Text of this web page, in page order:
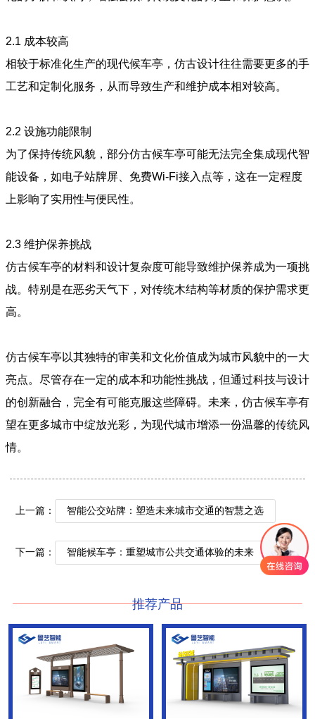
2.1 成本较高
相较于标准化生产的现代候车亭，仿古设计往往需要更多的手
工艺和定制化服务，从而导致生产和维护成本相对较高。
2.2 设施功能限制
为了保持传统风貌，部分仿古候车亭可能无法完全集成现代智
能设备，如电子站牌屏、免费Wi-Fi接入点等，这在一定程度
上影响了实用性与便民性。
2.3 维护保养挑战
仿古候车亭的材料和设计复杂度可能导致维护保养成为一项挑
战。特别是在恶劣天气下，对传统木结构等材质的保护需求更
高。
仿古候车亭以其独特的审美和文化价值成为城市风貌中的一大
亮点。尽管存在一定的成本和功能性挑战，但通过科技与设计
的创新融合，完全有可能克服这些障碍。未来，仿古候车亭有
望在更多城市中绽放光彩，为现代城市增添一份温馨的传统风
情。
上一篇： 智能公交站牌：塑造未来城市交通的智慧之选
下一篇： 智能候车亭：重塑城市公共交通体验的未来
推荐产品